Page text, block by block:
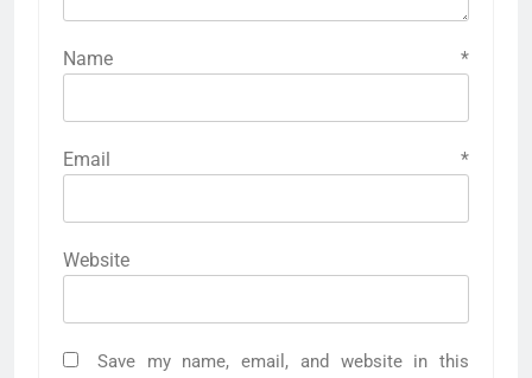
Name *
Email *
Website
Save my name, email, and website in this